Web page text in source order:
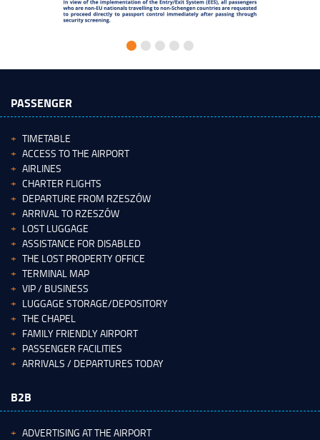
PASSENGER
TIMETABLE
ACCESS TO THE AIRPORT
AIRLINES
CHARTER FLIGHTS
DEPARTURE FROM RZESZÓW
ARRIVAL TO RZESZÓW
LOST LUGGAGE
ASSISTANCE FOR DISABLED
THE LOST PROPERTY OFFICE
TERMINAL MAP
VIP / BUSINESS
LUGGAGE STORAGE/DEPOSITORY
THE CHAPEL
FAMILY FRIENDLY AIRPORT
PASSENGER FACILITIES
ARRIVALS / DEPARTURES TODAY
B2B
ADVERTISING AT THE AIRPORT